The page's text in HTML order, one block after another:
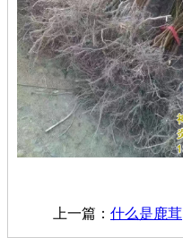
上一篇： 什么是鹿茸